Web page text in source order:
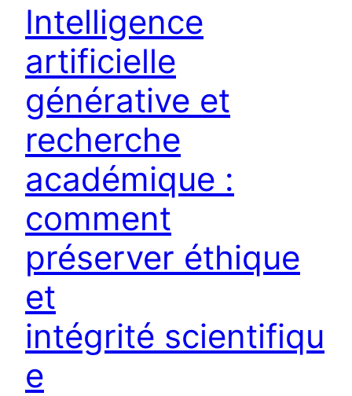
Intelligence
artificielle
générative et
recherche
académique :
comment
préserver éthique
et
intégrité scientifiqu
e